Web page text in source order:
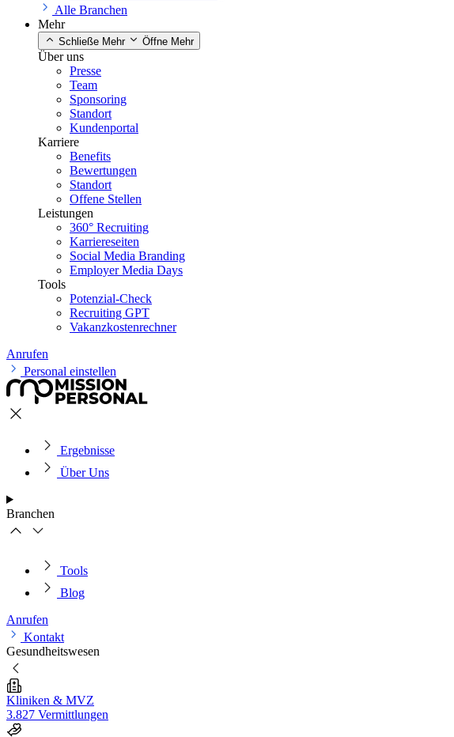
Alle Branchen
Mehr
Schließe Mehr Öffne Mehr
Über uns
Presse
Team
Sponsoring
Standort
Kundenportal
Karriere
Benefits
Bewertungen
Standort
Offene Stellen
Leistungen
360° Recruiting
Karriereseiten
Social Media Branding
Employer Media Days
Tools
Potenzial-Check
Recruiting GPT
Vakanzkostenrechner
Anrufen
Personal einstellen
Ergebnisse
Über Uns
Branchen
Tools
Blog
Anrufen
Kontakt
Gesundheitswesen
Kliniken & MVZ
3.827 Vermittlungen